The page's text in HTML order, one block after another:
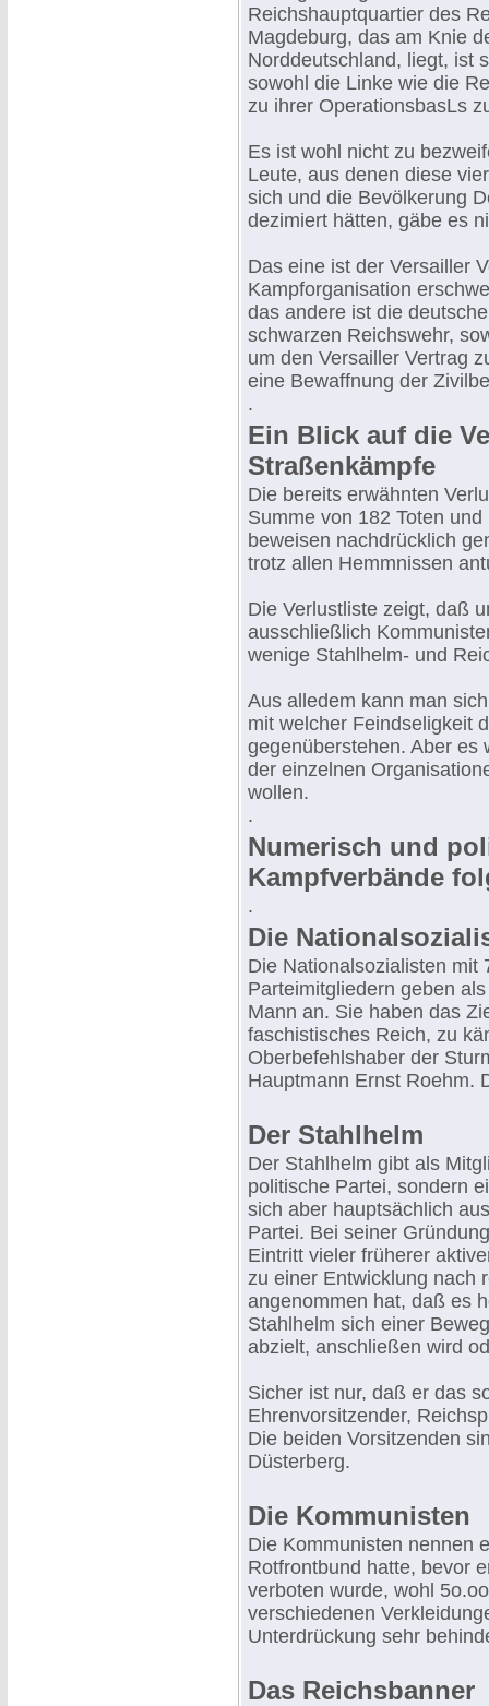
Reichshauptquartier des
Magdeburg, das am Knie
Norddeutschland, liegt, ist
sowohl die Linke wie die
zu ihrer OperationsbasLs
Es ist wohl nicht zu
Leute, aus denen diese
sich und die Bevölkerung
dezimiert hätten, gäbe es
Das eine ist der Versailler
Kampforganisation
das andere ist die
schwarzen Reichswehr,
um den Versailler Vertrag
eine Bewaffnung der
.
Ein Blick auf die
Straßenkämpfe
Die bereits erwähnten
Summe von 182 Toten
beweisen nachdrücklich
trotz allen Hemmnissen
Die Verlustliste zeigt, daß
ausschließlich
wenige Stahlhelm- und
Aus alledem kann man
mit welcher Feindseligkeit
gegenüberstehen. Aber es
der einzelnen
wollen.
.
Numerisch und
Kampfverbände
.
Die
Die Nationalsozialisten mit
Parteimitgliedern geben
Mann an. Sie haben das
faschistisches Reich, zu
Oberbefehlshaber der
Hauptmann Ernst Roehm.
Der Stahlhelm
Der Stahlhelm gibt als
politische Partei, sondern
sich aber hauptsächlich
Partei. Bei seiner
Eintritt vieler früherer
zu einer Entwicklung nach
angenommen hat, daß es
Stahlhelm sich einer
abzielt, anschließen wird
Sicher ist nur, daß er das
Ehrenvorsitzender,
Die beiden Vorsitzenden
Düsterberg.
Die Kommunisten
Die Kommunisten nennen
Rotfrontbund hatte, bevor
verboten wurde, wohl
verschiedenen
Unterdrückung sehr
Das Reichsbanner